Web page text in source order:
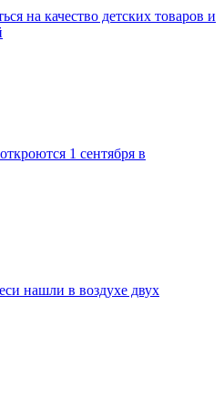
на качество детских товаров и
1 сентября в
нашли в воздухе двух